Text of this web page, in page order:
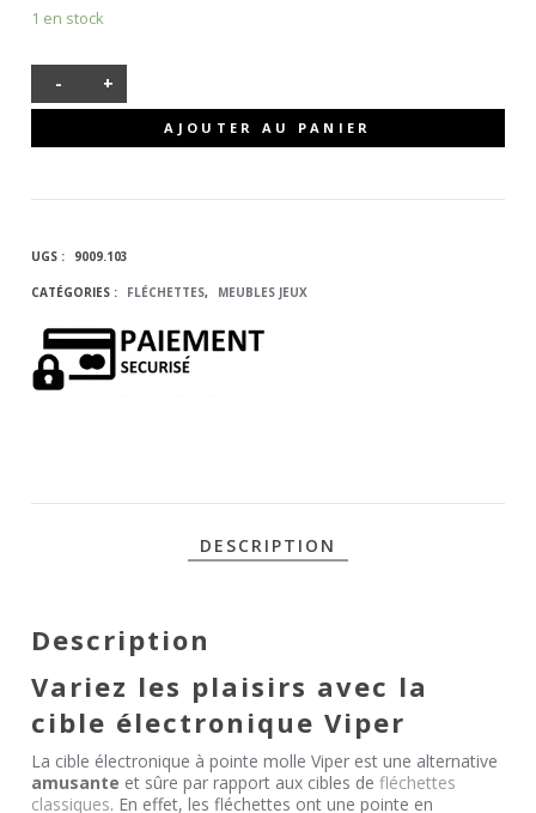
1 en stock
-
FLÉCHETTES
+
AJOUTER AU PANIER
UGS : 9009.103
CATÉGORIES : FLÉCHETTES, MEUBLES JEUX
DESCRIPTION
Description
Variez les plaisirs avec la
cible électronique Viper
La cible électronique à pointe molle Viper est une alternative
amusante et sûre par rapport aux cibles defléchettes
classiques. En effet, les fléchettes ont une pointe en